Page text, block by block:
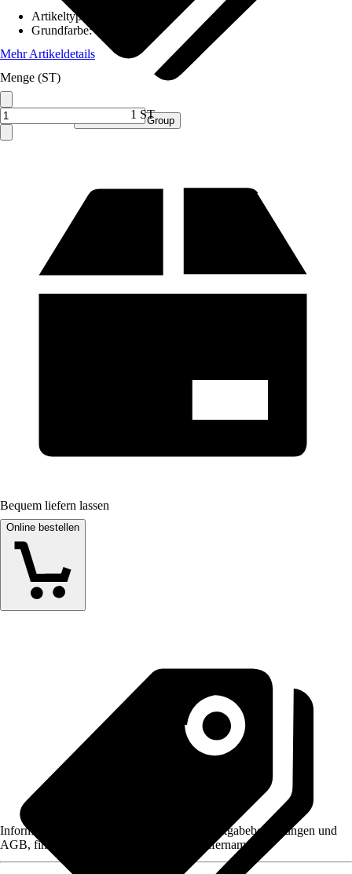
Verkauf durch: Procommerce Group
Artikeltyp
Grundfarbe:
Mehr Artikeldetails
Menge (ST)
1 ST
Bequem liefern lassen
Online bestellen
Informationen des Verkäufers, wie z. B. Rückgabebedingungen und
AGB, finden Sie bei Klick auf den Verkäufernamen.